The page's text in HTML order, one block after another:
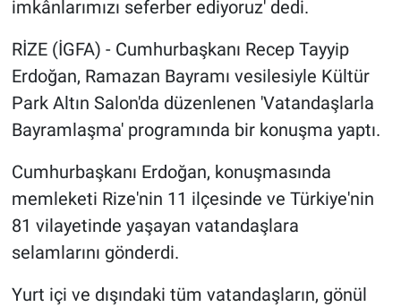
imkânlarımızı seferber ediyoruz' dedi.
RİZE (İGFA) - Cumhurbaşkanı Recep Tayyip
Erdoğan, Ramazan Bayramı vesilesiyle Kültür
Park Altın Salon'da düzenlenen 'Vatandaşlarla
Bayramlaşma' programında bir konuşma yaptı.
Cumhurbaşkanı Erdoğan, konuşmasında
memleketi Rize'nin 11 ilçesinde ve Türkiye'nin
81 vilayetinde yaşayan vatandaşlara
selamlarını gönderdi.
Yurt içi ve dışındaki tüm vatandaşların, gönül